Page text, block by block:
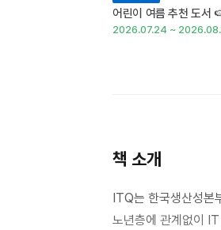
어린이 여름 추천 도서
2026.07.24 ~
책 소개
ITQ는 한국생산성본
노년층에 관계없이